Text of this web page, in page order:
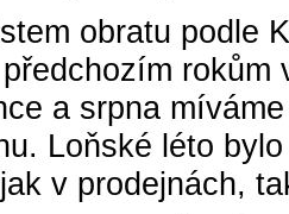
obratu podle
a srpna
Loňské léto
v prodejnách,